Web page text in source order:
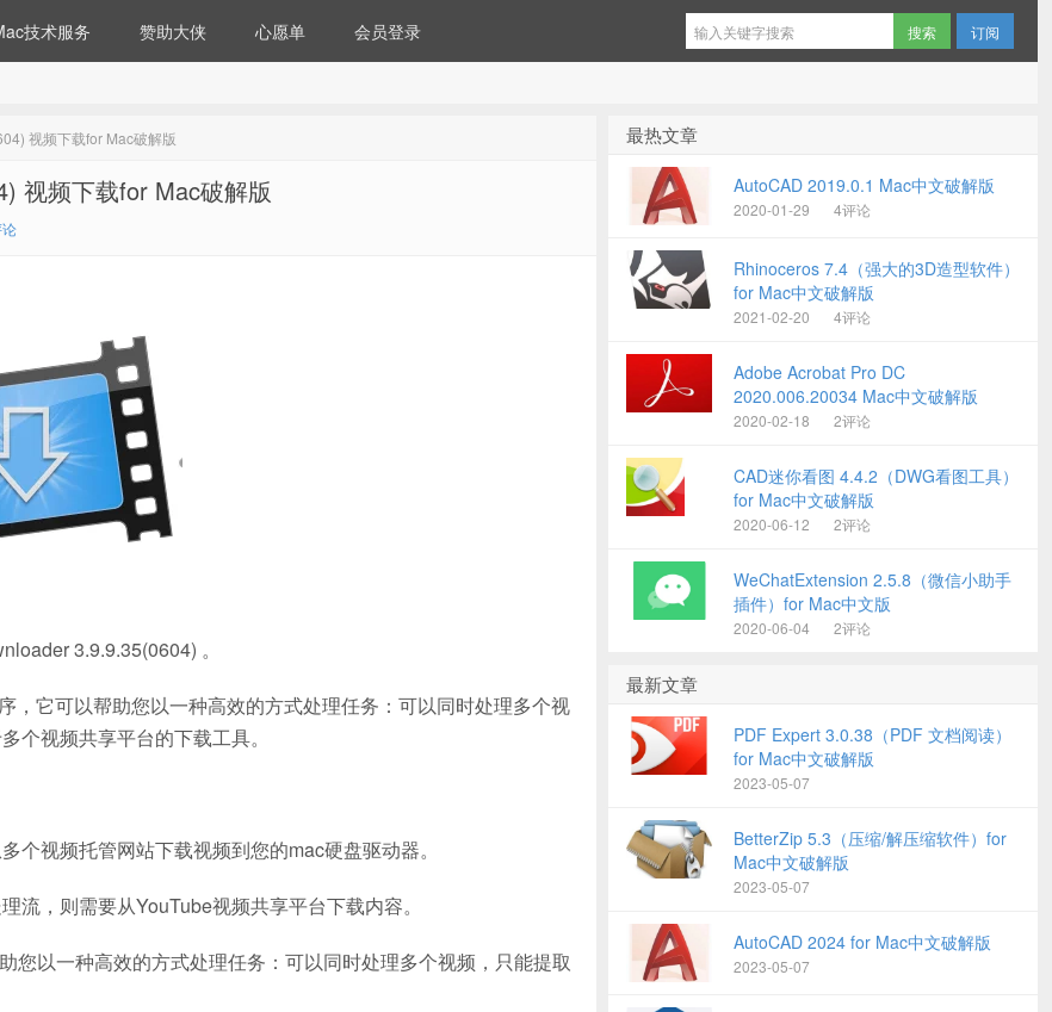
技术服务 赞助大侠 心愿单 会员登录 订阅
视频下载for Mac破解版
视频下载for Mac破解版
3.9.9.35(0604) 。
它可以帮助您以一种高效的方式处理任务：可以同时处理多个视
个视频共享平台的下载工具。
视频托管网站下载视频到您的mac硬盘驱动器。
，则需要从YouTube视频共享平台下载内容。
以一种高效的方式处理任务：可以同时处理多个视频，只能提取
最热文章
AutoCAD 2019.0.1 Mac中文破解版
2020-01-29 4评论
Rhinoceros 7.4（强大的3D造型软件）
for Mac中文破解版
2021-02-20 4评论
Adobe Acrobat Pro DC
2020.006.20034 Mac中文破解版
2020-02-18 2评论
CAD迷你看图 4.4.2（DWG看图工具）
for Mac中文破解版
2020-06-12 2评论
WeChatExtension 2.5.8（微信小助手
插件）for Mac中文版
2020-06-04 2评论
最新文章
PDF Expert 3.0.38（PDF 文档阅读）
for Mac中文破解版
2023-05-07
BetterZip 5.3（压缩/解压缩软件）for
Mac中文破解版
2023-05-07
AutoCAD 2024 for Mac中文破解版
2023-05-07